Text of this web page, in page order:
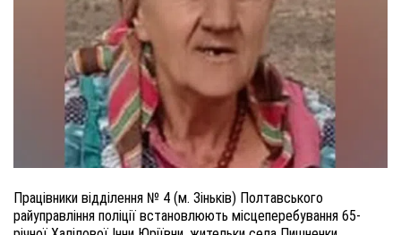
Працівники відділення № 4 (м. Зіньків) Полтавського
райуправління поліції встановлюють місцеперебування 65-